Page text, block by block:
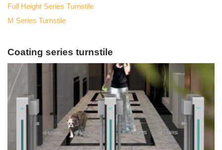
Full Height Series Turnstile
M Series Turnstile
Coating series turnstile